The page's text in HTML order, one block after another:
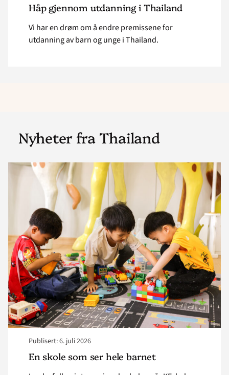
Håp gjennom utdanning i Thailand
Vi har en drøm om å endre premissene for
utdanning av barn og unge i Thailand.
Nyheter fra Thailand
Publisert: 6. juli 2026
En skole som ser hele barnet
Read
article
"En
skole
som
ser
hele
barnet"